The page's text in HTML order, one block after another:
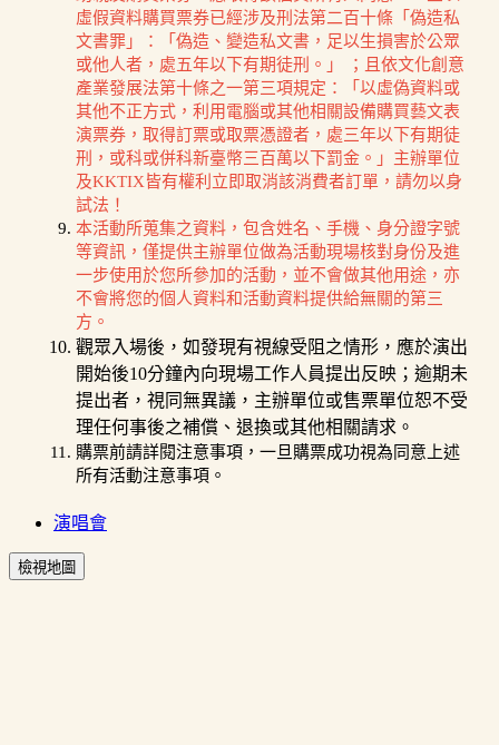
虛假資料購買票券已經涉及刑法第二百十條「偽造私
文書罪」：「偽造、變造私文書，足以生損害於公眾
或他人者，處五年以下有期徒刑。」 ；且依文化創意
產業發展法第十條之一第三項規定：「以虛偽資料或
其他不正方式，利用電腦或其他相關設備購買藝文表
演票券，取得訂票或取票憑證者，處三年以下有期徒
刑，或科或併科新臺幣三百萬以下罰金。」主辦單位
及KKTIX皆有權利立即取消該消費者訂單，請勿以身
試法！
本活動所蒐集之資料，包含姓名、手機、身分證字號
等資訊，僅提供主辦單位做為活動現場核對身份及進
一步使用於您所參加的活動，並不會做其他用途，亦
不會將您的個人資料和活動資料提供給無關的第三
方。
觀眾入場後，如發現有視線受阻之情形，應於演出
開始後10分鐘內向現場工作人員提出反映；逾期未
提出者，視同無異議，主辦單位或售票單位恕不受
理任何事後之補償、退換或其他相關請求。
購票前請詳閱注意事項，一旦購票成功視為同意上述
所有活動注意事項。
演唱會
檢視地圖